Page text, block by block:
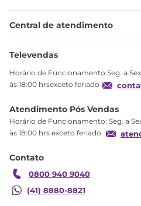
Minha Conta
Meus pedidos
Troca
Garantia
Central de atendimento
Ajuda
Televendas
Horário de Funcionamento:Seg. a
às 18:00 hrsexceto feriado
Atendimento Pós Vendas
Horário de Funcionamento: Seg. a
às 18:00 hrs exceto feriado
Contato
0800 940 9040
(41) 8880-8821